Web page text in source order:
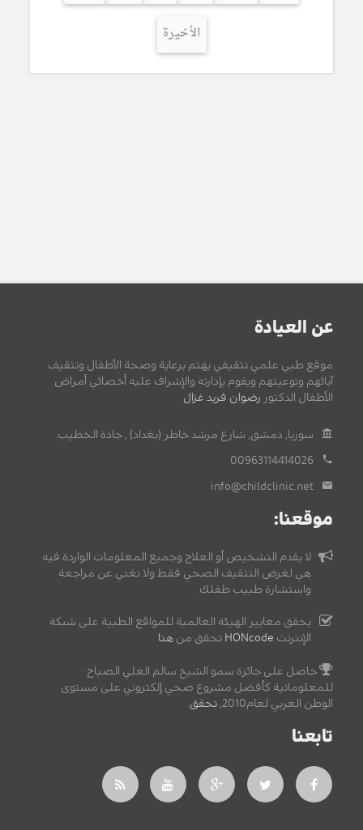
الأخيرة
عن العيادة
موقع طبي علمي تثقيفي يهتم برعاية وصحة الأطفال وتثقيف
آبائهم وتوعيتهم ويقوم بإدارته والإشراف عليه أخصائي أمراض
الأطفال الدكتور رضوان فريد غزال
سوريا, دمشق, شارع مرشد خاطر (بغداد) , جادة الخطيب.
00963114414026
info@childclinic.net
موقعنا:
لا يقدم التشخيص أو العلاج وجميع المعلومات الواردة فيه
هي لغرض التثقيف الصحي فقط ولا تغني عن مراجعة
واستشارة طبيب طفلك.
يحقق معايير الهيئة العالمية للمواقع الطبية على شبكة
الإنترنت HONcode تحقق من هنا
حاصل على جائزة سمو الشيخ سالم العلي الصباح
للمعلوماتية كأفضل مشروع صحي إلكتروني على مستوى
الوطن العربي لعام2010,
تحقق
تابعنا